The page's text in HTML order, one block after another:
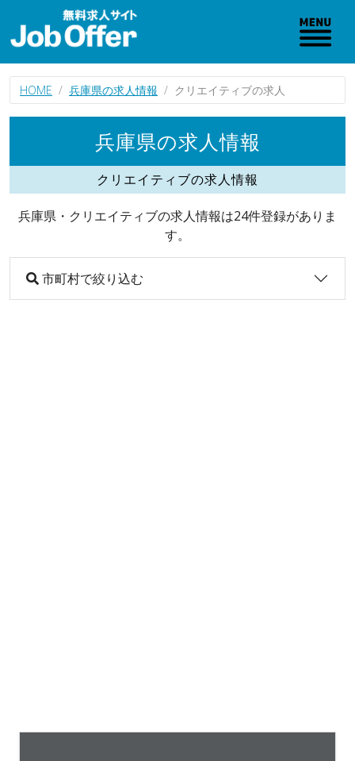
HOME 兵庫県の求人情報 クリエイティブの求人
兵庫県の求人情報
クリエイティブの求人情報
兵庫県・クリエイティブの求人情報は24件登録がありま
す。
市町村で絞り込む